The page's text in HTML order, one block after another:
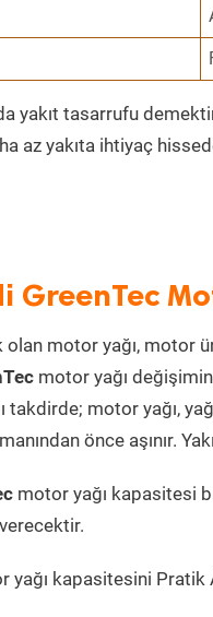
yakıt tasarrufu
az yakıta ihtiyaç
GreenTec
olan motor yağı, motor
motor yağı
takdirde; motor yağı,
önce aşınır.
motor yağı kapasitesi
yağı kapasitesini Pratik